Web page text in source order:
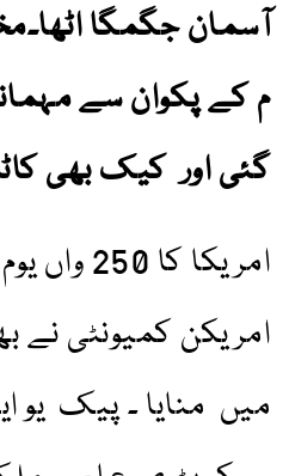
آسمان جگمگا
م کے پکوان سے
گئی اور کیک بھی
امریکا
امریکن کمیونٹی نے
میں منایا ۔ پیک